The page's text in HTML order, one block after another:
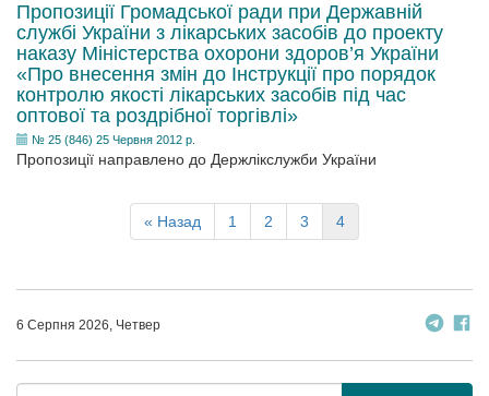
Пропозиції Громадської ради при Державній
службі України з лікарських засобів до проекту
наказу Міністерства охорони здоров’я України
«Про внесення змін до Інструкції про порядок
контролю якості лікарських засобів під час
оптової та роздрібної торгівлі»
№ 25 (846) 25 Червня 2012 р.
Пропозиції направлено до Держлікслужби України
« Назад 1 2 3 4
6 Серпня 2026, Четвер